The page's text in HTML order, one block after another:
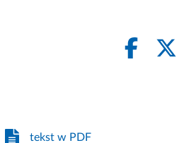
tekst w PDF